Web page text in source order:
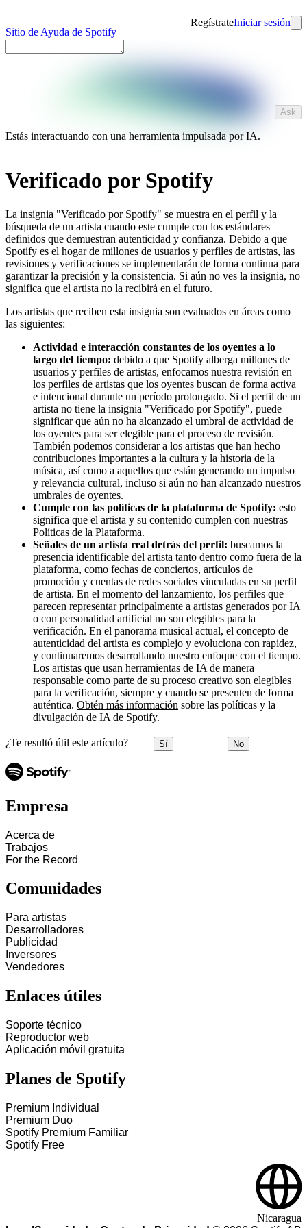
Sitio de Ayuda de Spotify
RegístrateIniciar sesión
Ask
Estás interactuando con una herramienta impulsada por IA.
Verificado por Spotify
La insignia "Verificado por Spotify" se muestra en el perfil y la
búsqueda de un artista cuando este cumple con los estándares
definidos que demuestran autenticidad y confianza. Debido a que
Spotify es el hogar de millones de usuarios y perfiles de artistas, las
revisiones y verificaciones se implementarán de forma continua para
garantizar la precisión y la consistencia. Si aún no ves la insignia, no
significa que el artista no la recibirá en el futuro.
Los artistas que reciben esta insignia son evaluados en áreas como
las siguientes:
Actividad e interacción constantes de los oyentes a lo
largo del tiempo: debido a que Spotify alberga millones de
usuarios y perfiles de artistas, enfocamos nuestra revisión en
los perfiles de artistas que los oyentes buscan de forma activa
e intencional durante un período prolongado. Si el perfil de un
artista no tiene la insignia "Verificado por Spotify", puede
significar que aún no ha alcanzado el umbral de actividad de
los oyentes para ser elegible para el proceso de revisión.
También podemos considerar a los artistas que han hecho
contribuciones importantes a la cultura y la historia de la
música, así como a aquellos que están generando un impulso
y relevancia cultural, incluso si aún no han alcanzado nuestros
umbrales de oyentes.
Cumple con las políticas de la plataforma de Spotify: esto
significa que el artista y su contenido cumplen con nuestras
Políticas de la Plataforma.
Señales de un artista real detrás del perfil: buscamos la
presencia identificable del artista tanto dentro como fuera de la
plataforma, como fechas de conciertos, artículos de
promoción y cuentas de redes sociales vinculadas en su perfil
de artista. En el momento del lanzamiento, los perfiles que
parecen representar principalmente a artistas generados por IA
o con personalidad artificial no son elegibles para la
verificación. En el panorama musical actual, el concepto de
autenticidad del artista es complejo y evoluciona con rapidez,
y continuaremos desarrollando nuestro enfoque con el tiempo.
Los artistas que usan herramientas de IA de manera
responsable como parte de su proceso creativo son elegibles
para la verificación, siempre y cuando se presenten de forma
auténtica. Obtén más información sobre las políticas y la
divulgación de IA de Spotify.
¿Te resultó útil este artículo? Sí No
Empresa
Acerca de
Trabajos
For the Record
Comunidades
Para artistas
Desarrolladores
Publicidad
Inversores
Vendedores
Enlaces útiles
Soporte técnico
Reproductor web
Aplicación móvil gratuita
Planes de Spotify
Premium Individual
Premium Duo
Spotify Premium Familiar
Spotify Free
Nicaragua